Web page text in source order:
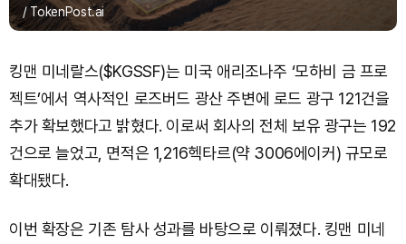
/ TokenPost.ai
킹맨 미네랄스($KGSSF)는 미국 애리조나주 ‘모하비 금 프로
젝트’에서 역사적인 로즈버드 광산 주변에 로드 광구 121건을
추가 확보했다고 밝혔다. 이로써 회사의 전체 보유 광구는 192
건으로 늘었고, 면적은 1,216헥타르(약 3006에이커) 규모로
확대됐다.
이번 확장은 기존 탐사 성과를 바탕으로 이뤄졌다. 킹맨 미네